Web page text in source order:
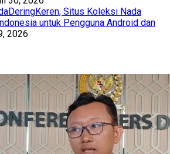
Situs Koleksi Nada
untuk Pengguna Android dan
2026